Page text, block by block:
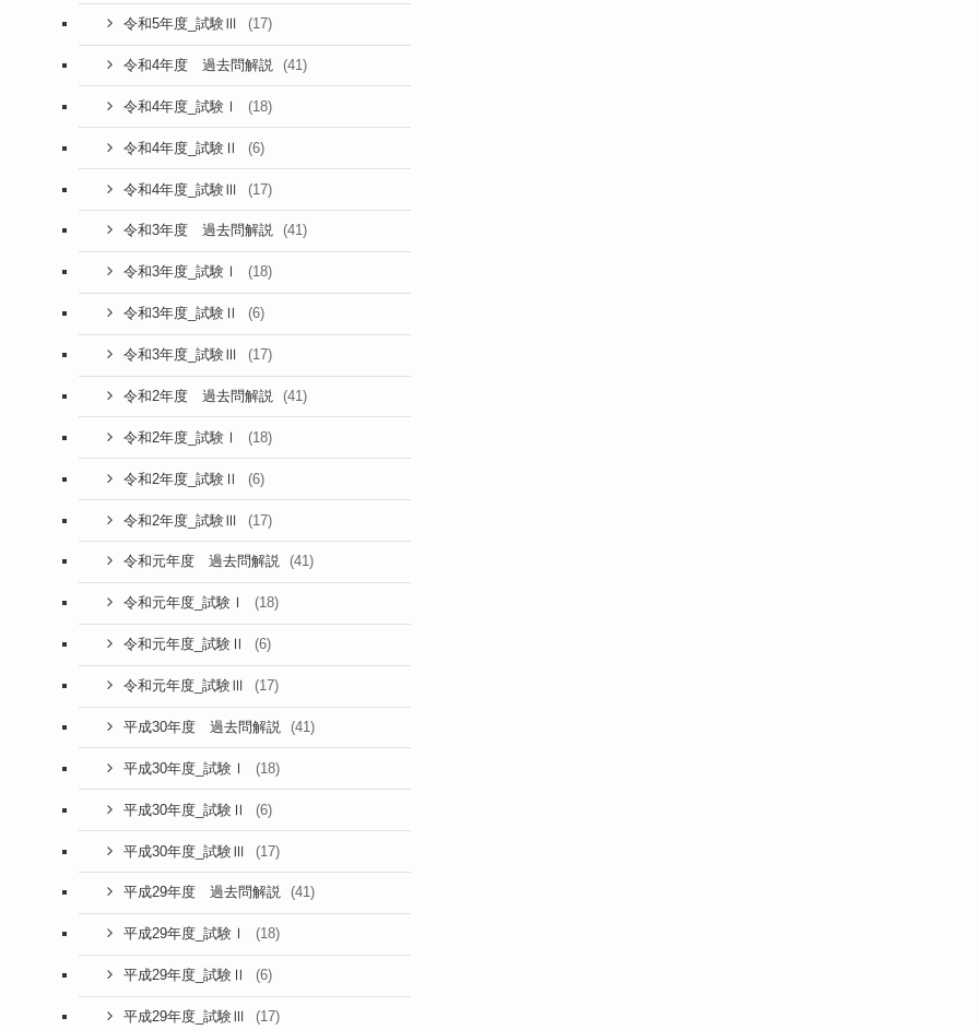
令和5年度_試験Ⅲ (17)
令和4年度 過去問解説 (41)
令和4年度_試験Ⅰ (18)
令和4年度_試験Ⅱ (6)
令和4年度_試験Ⅲ (17)
令和3年度 過去問解説 (41)
令和3年度_試験Ⅰ (18)
令和3年度_試験Ⅱ (6)
令和3年度_試験Ⅲ (17)
令和2年度 過去問解説 (41)
令和2年度_試験Ⅰ (18)
令和2年度_試験Ⅱ (6)
令和2年度_試験Ⅲ (17)
令和元年度 過去問解説 (41)
令和元年度_試験Ⅰ (18)
令和元年度_試験Ⅱ (6)
令和元年度_試験Ⅲ (17)
平成30年度 過去問解説 (41)
平成30年度_試験Ⅰ (18)
平成30年度_試験Ⅱ (6)
平成30年度_試験Ⅲ (17)
平成29年度 過去問解説 (41)
平成29年度_試験Ⅰ (18)
平成29年度_試験Ⅱ (6)
平成29年度_試験Ⅲ (17)